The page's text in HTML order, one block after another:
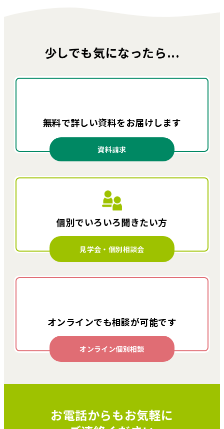
少しでも気になったら...
無料で詳しい資料をお届けします
資料請求
個別でいろいろ聞きたい方
見学会・個別相談会
オンラインでも相談が可能です
オンライン個別相談
お電話からもお気軽に